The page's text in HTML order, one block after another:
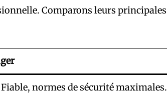
Comparons leurs principales
Fiable, normes de sécurité maximales.